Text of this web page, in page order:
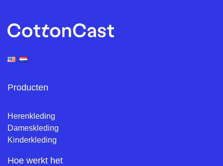
Producten
Herenkleding
Dameskleding
Kinderkleding
Hoe werkt het